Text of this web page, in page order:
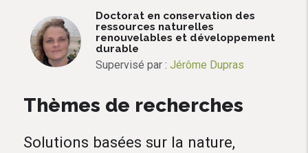
Doctorat en conservation des
ressources naturelles
renouvelables et développement
durable
Supervisé par :Jérôme Dupras
Thèmes de recherches
Solutions basées sur la nature,